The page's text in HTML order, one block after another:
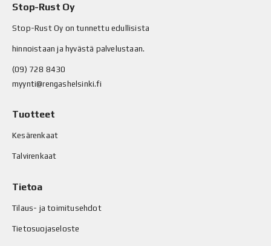
Stop-Rust Oy
Stop-Rust Oy on tunnettu edullisista
hinnoistaan ja hyvästä palvelustaan.
(09) 728 8430
myynti@rengashelsinki.fi
Tuotteet
Kesärenkaat
Talvirenkaat
Tietoa
Tilaus- ja toimitusehdot
Tietosuojaseloste